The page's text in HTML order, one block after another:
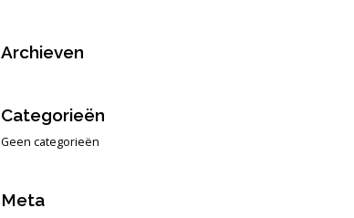
Archieven
Categorieën
Geen categorieën
Meta